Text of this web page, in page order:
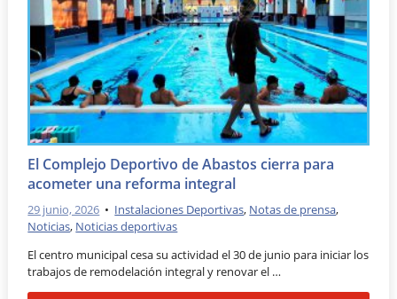
El Complejo Deportivo de Abastos cierra para
acometer una reforma integral
29 junio, 2026 • Instalaciones Deportivas, Notas de prensa,
Noticias, Noticias deportivas
El centro municipal cesa su actividad el 30 de junio para iniciar los
trabajos de remodelación integral y renovar el …